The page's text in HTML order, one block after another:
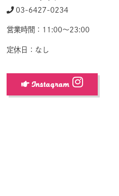
03-6427-0234
営業時間：11:00～23:00
定休日：なし
Instagram